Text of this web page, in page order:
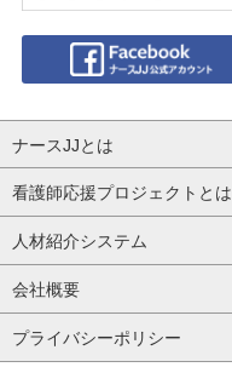
ナースJJとは
看護師応援プロジェクトとは
人材紹介システム
会社概要
プライバシーポリシー